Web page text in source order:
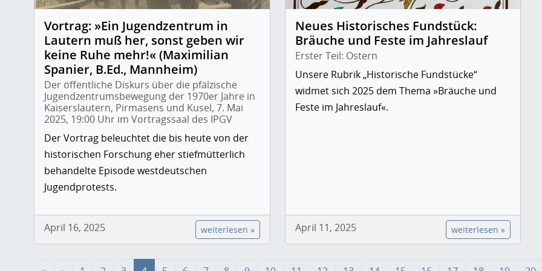
Vortrag: »Ein Jugendzentrum in
Lautern muß her, sonst geben wir
keine Ruhe mehr!« (Maximilian
Spanier, B.Ed., Mannheim)
Der öffentliche Diskurs über die pfälzische
Jugendzentrumsbewegung der 1970er Jahre in
Kaiserslautern, Pirmasens und Kusel, 7. Mai
2025, 19:00 Uhr im Vortragssaal des IPGV
Der Vortrag beleuchtet die bis heute von der
historischen Forschung eher stiefmütterlich
behandelte Episode westdeutschen
Jugendprotests.
April 16, 2025 weiterlesen »
Neues Historisches Fundstück:
Bräuche und Feste im Jahreslauf
Erster Teil: Ostern
Unsere Rubrik „Historische Fundstücke“
widmet sich 2025 dem Thema »Bräuche und
Feste im Jahreslauf«.
April 11, 2025 weiterlesen »